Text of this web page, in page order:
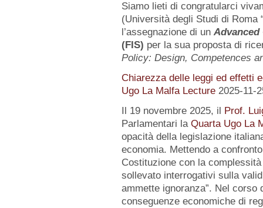
Siamo lieti di congratularci
(Università degli Studi di Roma
l’assegnazione di un Advanced
(FIS) per la sua proposta di
Policy: Design, Competences
Chiarezza delle leggi ed effetti
Ugo La Malfa Lecture 2025-11-
Il 19 novembre 2025, il Prof.
Parlamentari la Quarta Ugo La
opacità della legislazione
economia. Mettendo a
Costituzione con la
sollevato interrogativi sulla
ammette ignoranza”. Nel corso
conseguenze economiche di